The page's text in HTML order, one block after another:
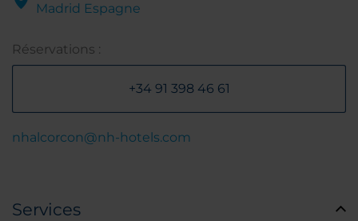
Madrid Espagne
Réservations :
+34 91 398 46 61
nhalcorcon@nh-hotels.com
Services